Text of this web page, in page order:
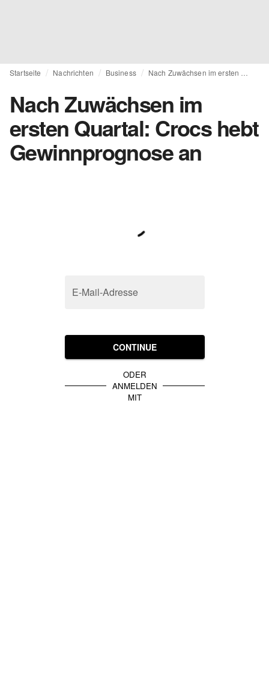
Startseite Nachrichten Business
Nach Zuwächsen im
ersten Quartal: Crocs hebt
Gewinnprognose an
E-Mail-Adresse
CONTINUE
ODER
ANMELDEN
MIT